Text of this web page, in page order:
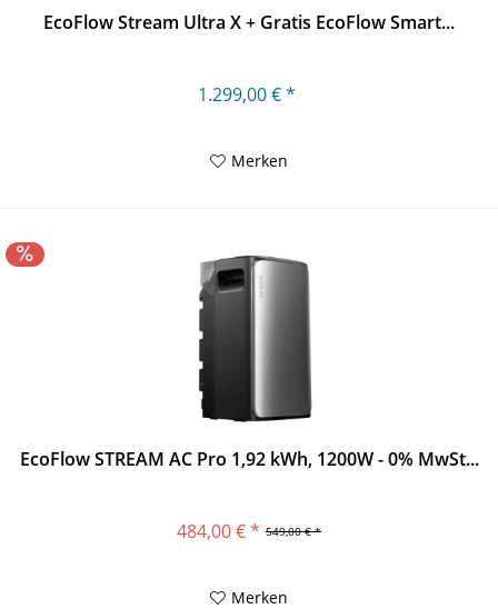
EcoFlow Stream Ultra X + Gratis EcoFlow Smart...
1.299,00 € *
Merken
EcoFlow STREAM AC Pro 1,92 kWh, 1200W - 0% MwSt...
549,00 € *
484,00 € *
Merken